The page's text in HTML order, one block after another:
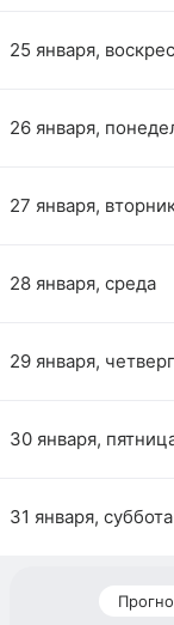
25 января,
26 января,
27 января,
28 января, среда
29 января, четверг
30 января,
31 января, суббота